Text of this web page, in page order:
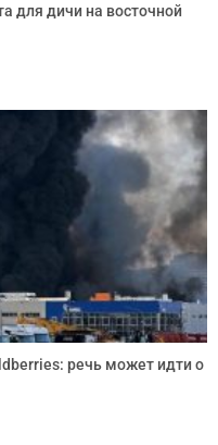
для дичи на восточной
речь может идти о